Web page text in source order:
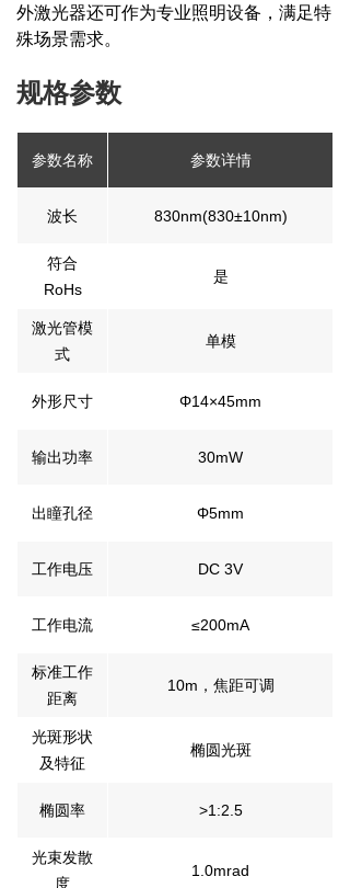
外激光器还可作为专业照明设备，满足特
殊场景需求。
规格参数
参数名称 参数详情
波长 830nm(830±10nm)
符合
RoHs
是
激光管模
式
单模
外形尺寸 Φ14×45mm
输出功率 30mW
出瞳孔径 Φ5mm
工作电压 DC 3V
工作电流 ≤200mA
标准工作
距离
10m，焦距可调
光斑形状
及特征
椭圆光斑
椭圆率 >1:2.5
光束发散
度
1.0mrad